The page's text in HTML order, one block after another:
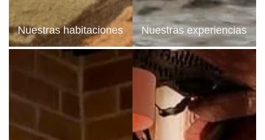
Nuestras habitaciones Nuestras experiencias
con nosotros. Tiene la posibilidad de presentar una reclamación ante una autoridad
personales no cumple con los requisitos legales vigentes.